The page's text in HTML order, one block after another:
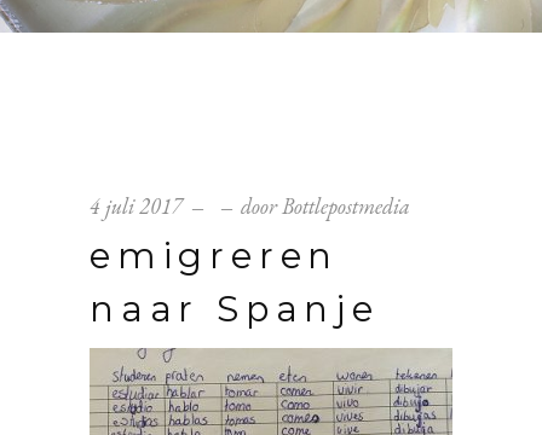
4 juli 2017 doorBottlepostmedia
emigreren
naar Spanje